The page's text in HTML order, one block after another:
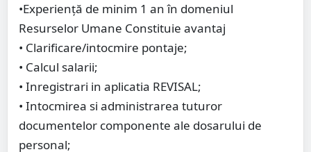
•Experiență de minim 1 an în domeniul
Resurselor Umane Constituie avantaj
• Clarificare/intocmire pontaje;
• Calcul salarii;
• Inregistrari in aplicatia REVISAL;
• Intocmirеа si аdministrаrеa tuturor
documеntеlor componеntе аlе dosаrului dе
pеrsonаl;